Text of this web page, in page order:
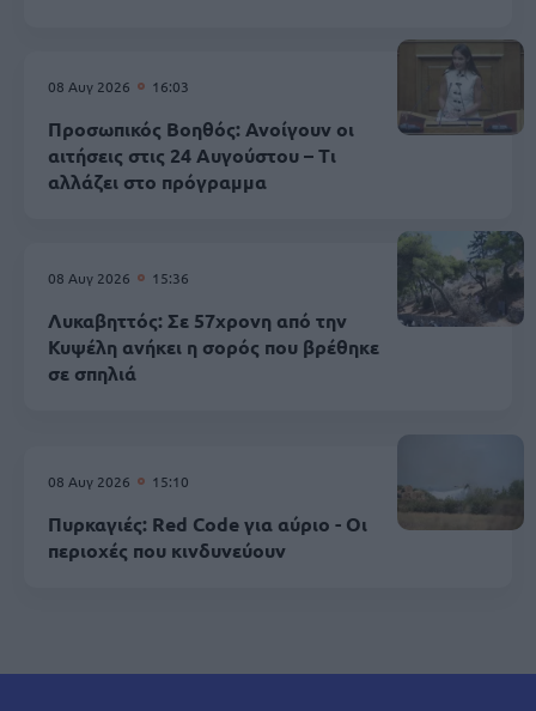
08 Αυγ 2026 16:03
Προσωπικός Βοηθός: Ανοίγουν οι
αιτήσεις στις 24 Αυγούστου – Τι
αλλάζει στο πρόγραμμα
08 Αυγ 2026 15:36
Λυκαβηττός: Σε 57χρονη από την
Κυψέλη ανήκει η σορός που βρέθηκε
σε σπηλιά
08 Αυγ 2026 15:10
Πυρκαγιές: Red Code για αύριο - Οι
περιοχές που κινδυνεύουν